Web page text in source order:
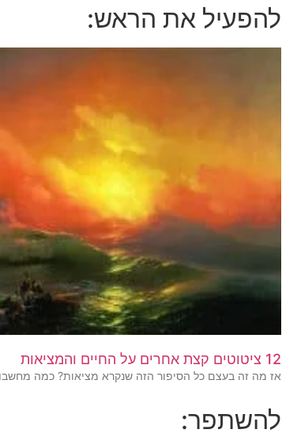
להפעיל את הראש:
12 ציטוטים קצת אחרים על החיים והמציאות
אז מה זה בעצם כל הסיפור הזה שנקרא מציאות? כמה
להשתפר: